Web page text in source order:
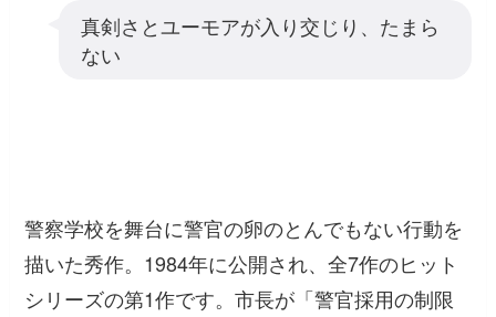
真剣さとユーモアが入り交じり、たまら
ない
警察学校を舞台に警官の卵のとんでもない行動を
描いた秀作。1984年に公開され、全7作のヒット
シリーズの第1作です。市長が「警官採用の制限